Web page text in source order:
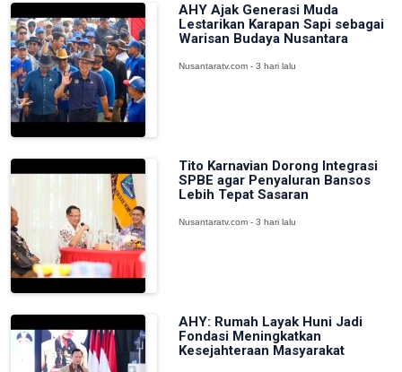
AHY Ajak Generasi Muda
Lestarikan Karapan Sapi sebagai
Warisan Budaya Nusantara
Nusantaratv.com - 3 hari lalu
Tito Karnavian Dorong Integrasi
SPBE agar Penyaluran Bansos
Lebih Tepat Sasaran
Nusantaratv.com - 3 hari lalu
AHY: Rumah Layak Huni Jadi
Fondasi Meningkatkan
Kesejahteraan Masyarakat